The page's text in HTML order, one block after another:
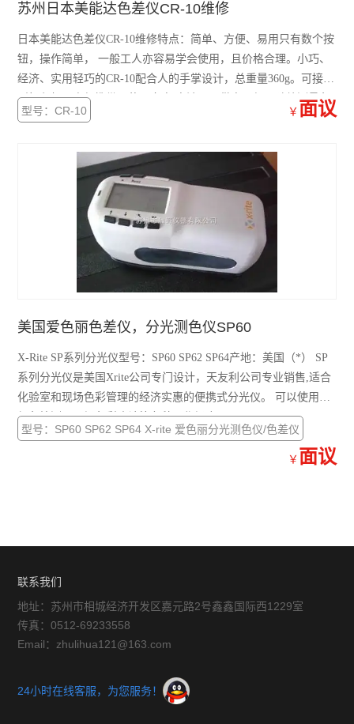
苏州日本美能达色差仪CR-10维修
日本美能达色差仪CR-10维修特点：简单、方便、易用只有数个按
钮，操作简单， 一般工人亦容易学会使用，且价格合理。小巧、
经济、实用轻巧的CR-10配合人的手掌设计，总重量360g。可接小
型打印机，方便携带。使用市电/电池两用供电，便于随处测量色
差。
型号：CR-10 ￥ 面议
美国爱色丽色差仪，分光测色仪SP60
X-Rite SP系列分光仪型号：SP60 SP62 SP64产地：美国（*） SP
系列分光仪是美国Xrite公司专门设计，天友利公司专业销售,适合
化验室和现场色彩管理的经济实惠的便携式分光仪。 可以使用于
颜色检测、现场色彩确认等各种工作场合。
型号：SP60 SP62 SP64 X-rite 爱色丽分光测色仪/色差仪
￥ 面议
联系我们
地址：苏州市相城经济开发区嘉元路2号鑫鑫国际西1229室
传真：0512-69233558
Email：zhulihua121@163.com
24小时在线客服，为您服务！